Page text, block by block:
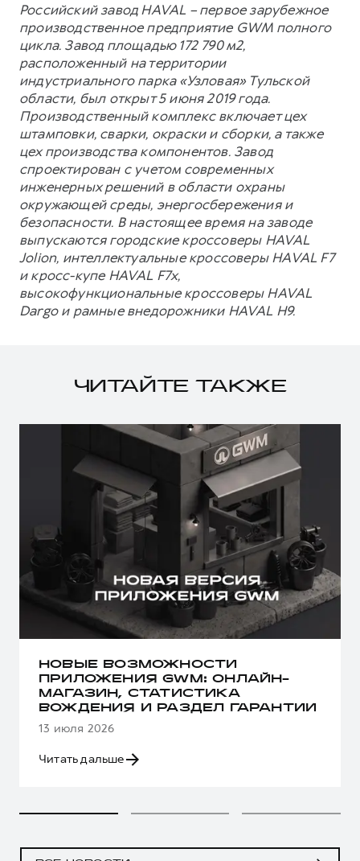
Российский завод HAVAL – первое зарубежное
производственное предприятие GWM полного
цикла. Завод площадью 172 790 м2,
расположенный на территории
индустриального парка «Узловая» Тульской
области, был открыт 5 июня 2019 года.
Производственный комплекс включает цех
штамповки, сварки, окраски и сборки, а также
цех производства компонентов. Завод
спроектирован с учетом современных
инженерных решений в области охраны
окружающей среды, энергосбережения и
безопасности. В настоящее время на заводе
выпускаются городские кроссоверы HAVAL
Jolion, интеллектуальные кроссоверы HAVAL F7
и кросс-купе HAVAL F7x,
высокофункциональные кроссоверы HAVAL
Dargo и рамные внедорожники HAVAL H9.
ЧИТАЙТЕ ТАКЖЕ
НОВЫЕ ВОЗМОЖНОСТИ
ПРИЛОЖЕНИЯ GWM: ОНЛАЙН-
МАГАЗИН, СТАТИСТИКА
ВОЖДЕНИЯ И РАЗДЕЛ ГАРАНТИИ
13 июля 2026
Читать дальше